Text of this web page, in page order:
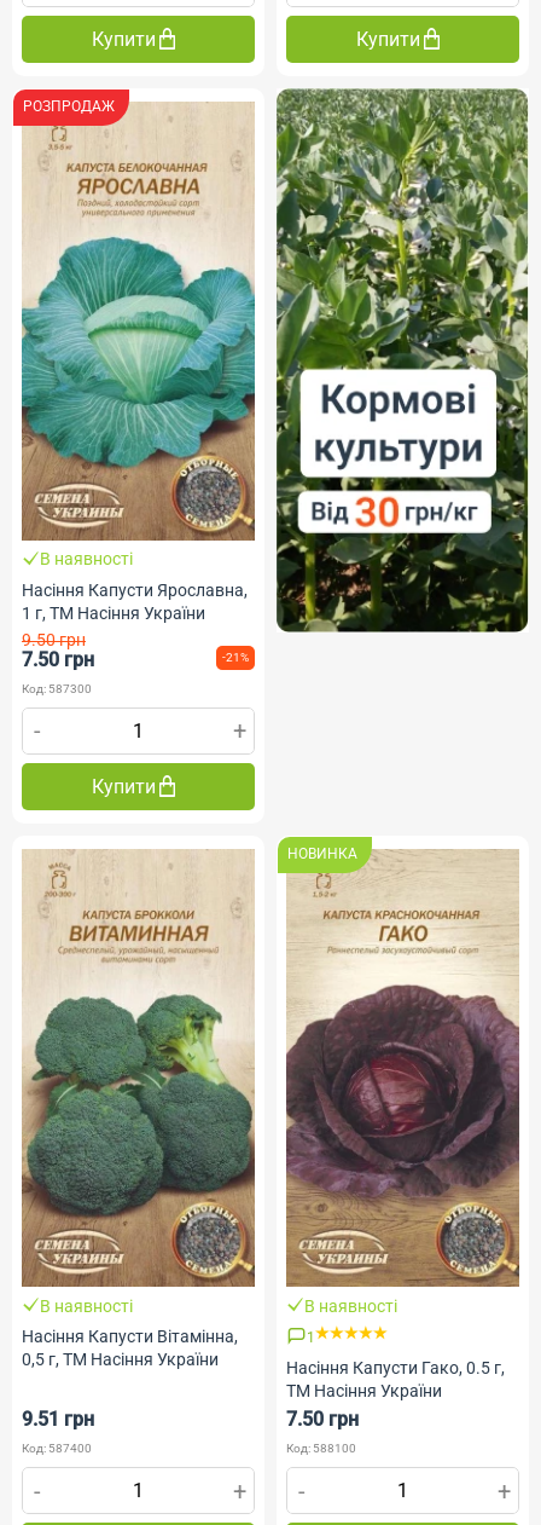
Купити Купити
РОЗПРОДАЖ
В наявності
Насіння Капусти Ярославна,
1 г, ТМ Насіння України
9.50 грн
7.50 грн -21%
Код: 587300
- +
Купити
В наявності
Насіння Капусти Вітамінна,
0,5 г, ТМ Насіння України
9.51 грн
Код: 587400
- +
НОВИНКА
В наявності
1
Насіння Капусти Гако, 0.5 г,
ТМ Насіння України
7.50 грн
Код: 588100
- +